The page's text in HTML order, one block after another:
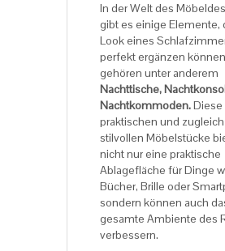
In der Welt des
gibt es einige Elemente,
Look eines
perfekt ergänzen
gehören unter anderem
Nachttische,
Nachtkommoden.Diese
praktischen und zugleich
stilvollen Möbelstücke
nicht nur eine praktische
Ablagefläche für Dinge
Bücher, Brille oder
sondern können auch
gesamte Ambiente des
verbessern.